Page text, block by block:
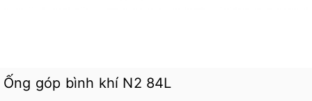
Ống góp bình khí N2 84L